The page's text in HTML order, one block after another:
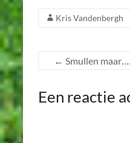
Kris Vandenbergh
← Smullen
Een reactie